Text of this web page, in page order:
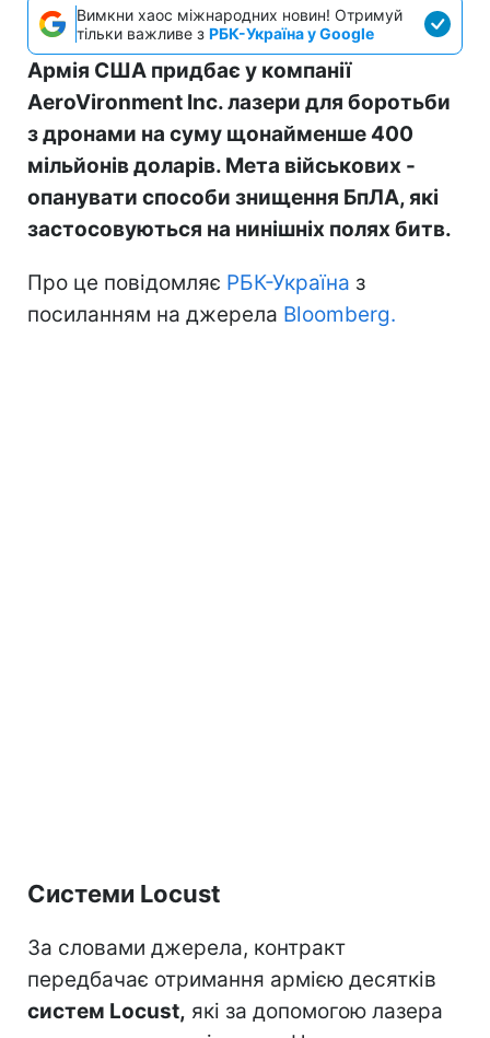
Вимкни хаос міжнародних новин! Отримуй
тільки важливе з РБК-Україна у Google
Армія США придбає у компанії
AeroVironment Inc. лазери для боротьби
з дронами на суму щонайменше 400
мільйонів доларів. Мета військових -
опанувати способи знищення БпЛА, які
застосовуються на нинішніх полях битв.
Про це повідомляє РБК-Україна з
посиланням на джерела Bloomberg.
Системи Locust
За словами джерела, контракт
передбачає отримання армією десятків
систем Locust, які за допомогою лазера